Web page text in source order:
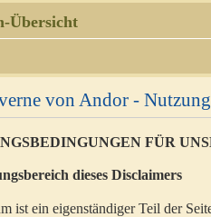
Übersicht
von Andor -
FÜR
dieses Disclaimers
ist ein eigenständiger Teil der